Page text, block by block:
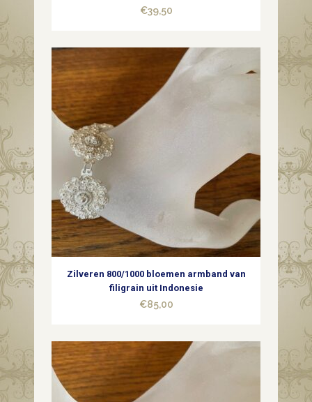
€39,50
Zilveren 800/1000 bloemen armband van
filigrain uit Indonesie
€85,00